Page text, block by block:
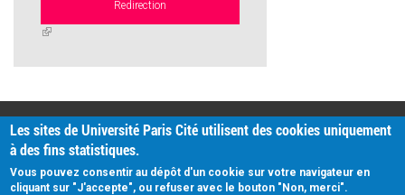
Redirection
(link
PRATIQUE
Plan d'accès
Intranet
Mentions légales
Données personnelles
Les sites de Université Paris Cité utilisent des cookies uniquement
à des fins statistiques.
Vous pouvez consentir au dépôt d'un cookie sur votre navigateur en
cliquant sur "J'accepte", ou refuser avec le bouton "Non, merci".